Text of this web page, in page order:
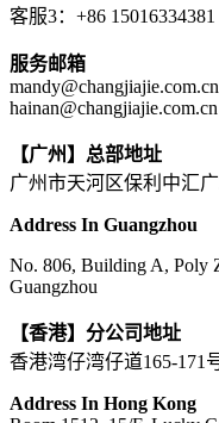
客服3：+86 15016334381
服务邮箱
mandy@changjiajie.com.cn
hainan@changjiajie.com.cn
【广州】总部地址
广州市天河区保利中汇
Address In Guangzhou
No. 806, Building A, Poly
Guangzhou
【香港】分公司地址
香港湾仔湾仔道165-171
Address In Hong Kong